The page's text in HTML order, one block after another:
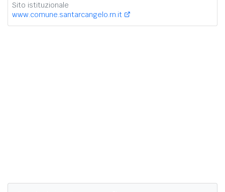
Sito istituzionale
www.comune.santarcangelo.rn.it